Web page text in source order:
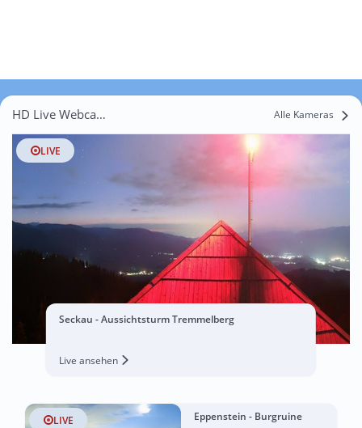
HD Live Webcams Untermur Alle Kameras
LIVE
Seckau - Aussichtsturm Tremmelberg
Live ansehen
LIVE Eppenstein - Burgruine